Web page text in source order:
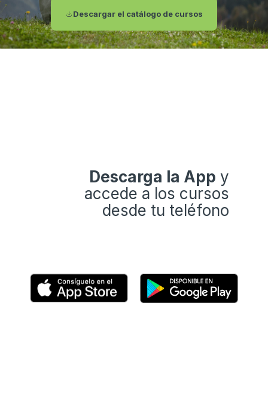
Descargar el catálogo de cursos
Descarga la App y
accede a los cursos
desde tu teléfono